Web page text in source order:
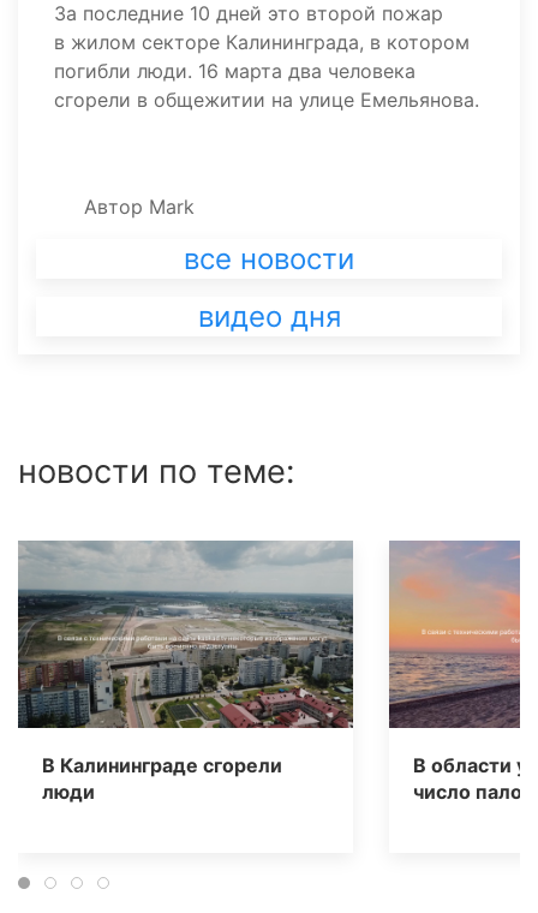
За последние 10 дней это второй пожар
в жилом секторе Калининграда, в котором
погибли люди. 16 марта два человека
сгорели в общежитии на улице Емельянова.
Автор Mark
все новости
видео дня
новости по теме:
В Калининграде сгорели
люди
В области
число